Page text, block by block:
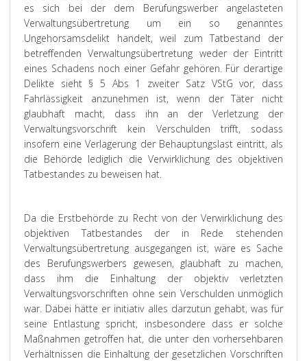
es sich bei der dem Berufungswerber angelasteten
Verwaltungsübertretung um ein so genanntes
Ungehorsamsdelikt handelt, weil zum Tatbestand der
betreffenden Verwaltungsübertretung weder der Eintritt
eines Schadens noch einer Gefahr gehören. Für derartige
Delikte sieht § 5 Abs 1 zweiter Satz VStG vor, dass
Fahrlässigkeit anzunehmen ist, wenn der Täter nicht
glaubhaft macht, dass ihn an der Verletzung der
Verwaltungsvorschrift kein Verschulden trifft, sodass
insofern eine Verlagerung der Behauptungslast eintritt, als
die Behörde lediglich die Verwirklichung des objektiven
Tatbestandes zu beweisen hat.
Da die Erstbehörde zu Recht von der Verwirklichung des
objektiven Tatbestandes der in Rede stehenden
Verwaltungsübertretung ausgegangen ist, wäre es Sache
des Berufungswerbers gewesen, glaubhaft zu machen,
dass ihm die Einhaltung der objektiv verletzten
Verwaltungsvorschriften ohne sein Verschulden unmöglich
war. Dabei hätte er initiativ alles darzutun gehabt, was für
seine Entlastung spricht, insbesondere dass er solche
Maßnahmen getroffen hat, die unter den vorhersehbaren
Verhältnissen die Einhaltung der gesetzlichen Vorschriften